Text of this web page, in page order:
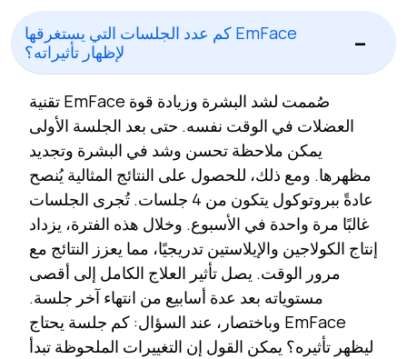
كم عدد الجلسات التي يستغرقها EmFace
لإظهار تأثيراته؟
تقنية EmFace صُممت لشد البشرة وزيادة قوة
العضلات في الوقت نفسه. حتى بعد الجلسة الأولى
يمكن ملاحظة تحسن وشد في البشرة وتجديد
مظهرها. ومع ذلك، للحصول على النتائج المثالية يُنصح
عادةً ببروتوكول يتكون من 4 جلسات. تُجرى الجلسات
غالبًا مرة واحدة في الأسبوع. وخلال هذه الفترة، يزداد
إنتاج الكولاجين والإيلاستين تدريجيًا، مما يعزز النتائج مع
مرور الوقت. يصل تأثير العلاج الكامل إلى أقصى
مستوياته بعد عدة أسابيع من انتهاء آخر جلسة.
وباختصار، عند السؤال: كم جلسة يحتاج EmFace
ليظهر تأثيره؟ يمكن القول إن التغييرات الملحوظة تبدأ